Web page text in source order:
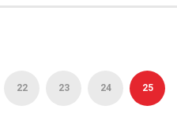
22 23 24 25